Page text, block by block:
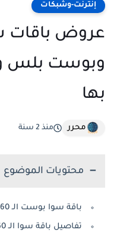
إنترنت-وشبكات
عروض باقات
وبوست بلس
بها
محرر منذ 2 سنة
محتويات الموضوع
باقة سوا بوست الـ 160
تفاصيل باقة سوا الـ 160